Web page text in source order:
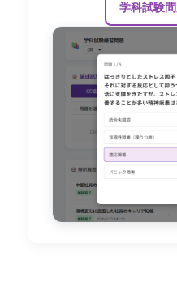
学科試験